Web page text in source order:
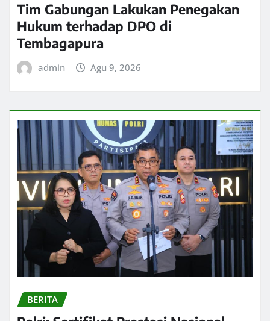
Tim Gabungan Lakukan Penegakan
Hukum terhadap DPO di
Tembagapura
admin Agu 9, 2026
BERITA